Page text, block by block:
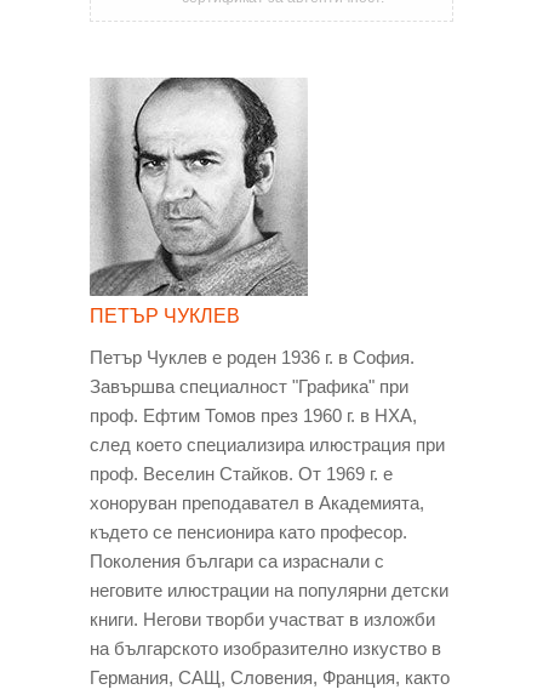
ПЕТЪР ЧУКЛЕВ
Петър Чуклев е роден 1936 г. в София.
Завършва специалност "Графика" при
проф. Ефтим Томов през 1960 г. в НХА,
след което специализира илюстрация при
проф. Веселин Стайков. От 1969 г. е
хоноруван преподавател в Академията,
където сe пенсионира като професор.
Поколения българи са израснали с
неговите илюстрации на популярни детски
книги. Негови творби участват в изложби
на българското изобразително изкуство в
Германия, САЩ, Словения, Франция, както